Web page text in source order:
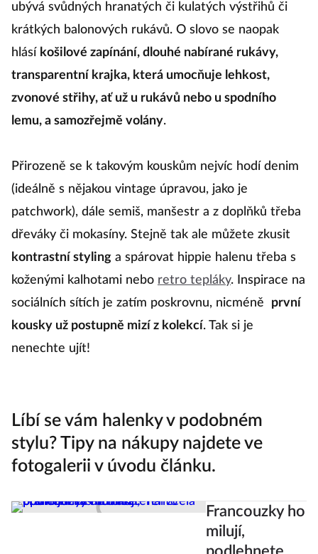
ubývá svůdných hranatých či kulatých výstřihů či
krátkých balonových rukávů. O slovo se naopak
hlásí košilové zapínání, dlouhé nabírané rukávy,
transparentní krajka, která umocňuje lehkost,
zvonové střihy, ať už u rukávů nebo u spodního
lemu, a samozřejmě volány.
Přirozeně se k takovým kouskům nejvíc hodí denim
(ideálně s nějakou vintage úpravou, jako je
patchwork), dále semiš, manšestr a z doplňků třeba
dřeváky či mokasíny. Stejně tak ale můžete zkusit
kontrastní styling a spárovat hippie halenu třeba s
koženými kalhotami nebo retro tepláky. Inspirace na
sociálních sítích je zatím poskrovnu, nicméně
první
kousky už postupně mizí z kolekcí. Tak si je
nenechte ujít!
Líbí se vám halenky v podobném
stylu? Tipy na nákupy najdete ve
fotogalerii v úvodu článku.
Francouzky ho
milují,